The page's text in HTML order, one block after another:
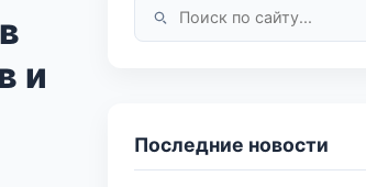
и
Последние новости